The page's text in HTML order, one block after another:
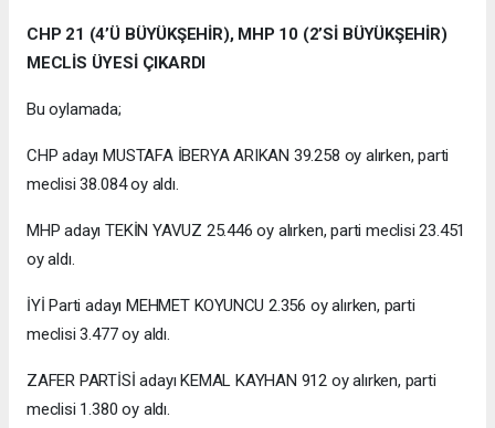
CHP 21 (4’Ü BÜYÜKŞEHİR), MHP 10 (2’Sİ BÜYÜKŞEHİR)
MECLİS ÜYESİ ÇIKARDI
Bu oylamada;
CHP adayı MUSTAFA İBERYA ARIKAN 39.258 oy alırken, parti
meclisi 38.084 oy aldı.
MHP adayı TEKİN YAVUZ 25.446 oy alırken, parti meclisi 23.451
oy aldı.
İYİ Parti adayı MEHMET KOYUNCU 2.356 oy alırken, parti
meclisi 3.477 oy aldı.
ZAFER PARTİSİ adayı KEMAL KAYHAN 912 oy alırken, parti
meclisi 1.380 oy aldı.